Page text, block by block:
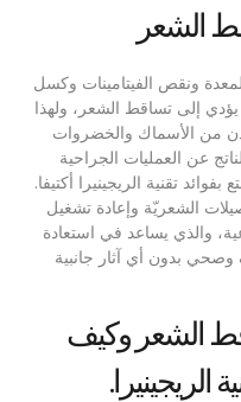
الشعر
ونقص الفيتامينات وكسل
يؤدي إلى تساقط الشعر، ولهذا
من الأسماك والخضروات
عن العمليات الجراحية
تقنية الريجينيرا أكتيفا.
الشعريّة وإعادة تشغيل
والذي يساعد في استعادة
بدون أي آثار جانبية
الشعر وكيف
الريجينيرا.